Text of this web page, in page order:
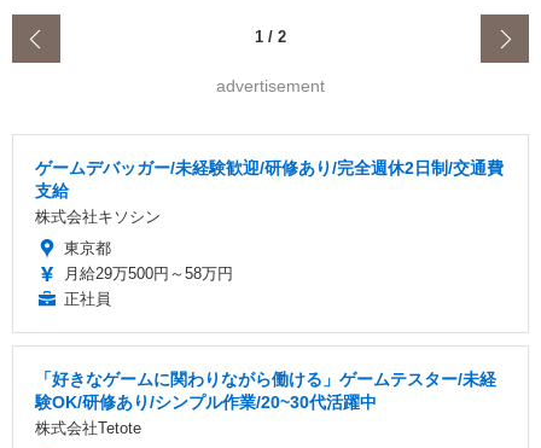
1 / 2
advertisement
ゲームデバッガー/未経験歓迎/研修あり/完全週休2日制/交通費
支給
株式会社キソシン
東京都
月給29万500円～58万円
正社員
「好きなゲームに関わりながら働ける」ゲームテスター/未経
験OK/研修あり/シンプル作業/20~30代活躍中
株式会社Tetote